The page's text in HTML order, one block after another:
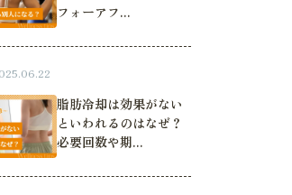
フォーアフ...
脂肪冷却は効果がない
といわれるのはなぜ？
必要回数や期...